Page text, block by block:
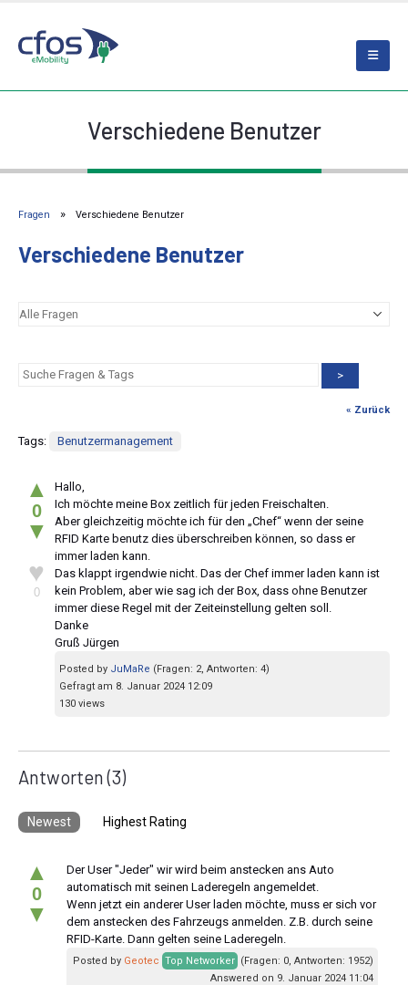
Verschiedene Benutzer
Fragen Verschiedene Benutzer
Verschiedene Benutzer
>
« Zurück
Tags: Benutzermanagement
▲
0
▼
♥
0
Hallo,
Ich möchte meine Box zeitlich für jeden Freischalten.
Aber gleichzeitig möchte ich für den „Chef“ wenn der seine
RFID Karte benutz dies überschreiben können, so dass er
immer laden kann.
Das klappt irgendwie nicht. Das der Chef immer laden kann ist
kein Problem, aber wie sag ich der Box, dass ohne Benutzer
immer diese Regel mit der Zeiteinstellung gelten soll.
Danke
Gruß Jürgen
Posted by JuMaRe (Fragen: 2, Antworten: 4)
Gefragt am 8. Januar 2024 12:09
130 views
Antworten(3)
Newest Highest Rating
▲
0
▼
Der User "Jeder" wir wird beim anstecken ans Auto
automatisch mit seinen Laderegeln angemeldet.
Wenn jetzt ein anderer User laden möchte, muss er sich vor
dem anstecken des Fahrzeugs anmelden. Z.B. durch seine
RFID-Karte. Dann gelten seine Laderegeln.
Posted by Geotec Top Networker (Fragen: 0, Antworten: 1952)
Answered on 9. Januar 2024 11:04